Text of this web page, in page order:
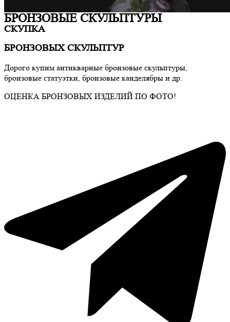
БРОНЗОВЫЕ СКУЛЬПТУРЫ
СКУПКА
БРОНЗОВЫХ СКУЛЬПТУР
Дорого купим антикварные бронзовые скульптуры,
бронзовые статуэтки, бронзовые канделябры и др.
ОЦЕНКА БРОНЗОВЫХ ИЗДЕЛИЙ ПО ФОТО!